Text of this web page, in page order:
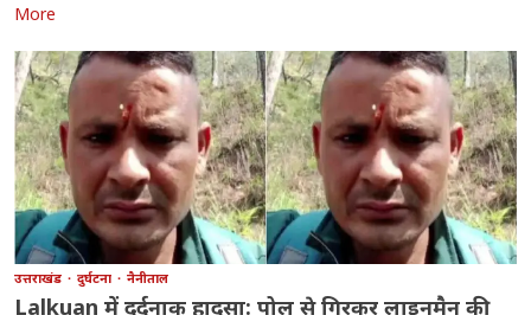
More
उत्तराखंड दुर्घटना नैनीताल
Lalkuan में दर्दनाक हादसा: पोल से गिरकर लाइनमैन की